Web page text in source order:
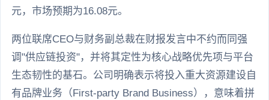
元，市场预期为16.08元。
两位联席CEO与财务副总裁在财报发言中不约而同强
调"供应链投资"，并将其定性为核心战略优先项与平台
生态韧性的基石。公司明确表示将投入重大资源建设自
有品牌业务（First-party Brand Business），意味着拼